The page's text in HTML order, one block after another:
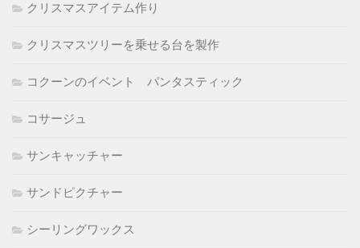
クリスマスアイテム作り
クリスマスツリーを乗せる台を製作
コクーンのイベント パンタスティック
コサージュ
サンキャッチャー
サンドピクチャー
シーリングワックス